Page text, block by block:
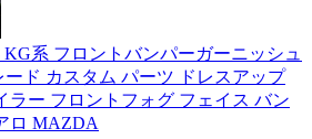
系 フロントバンパーガーニッシュ
ド カスタム パーツ ドレスアップ
ラー フロントフォグ フェイス バン
ロ MAZDA